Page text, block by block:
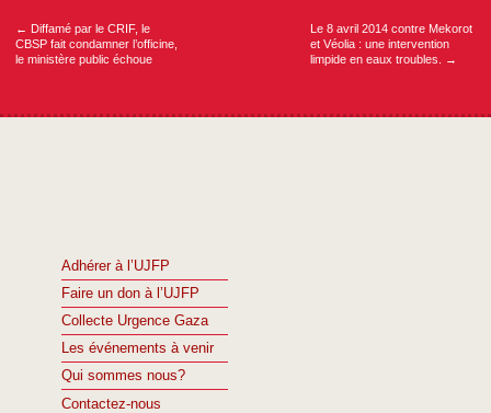
← Diffamé par le CRIF, le
CBSP fait condamner l’officine,
le ministère public échoue
Le 8 avril 2014 contre Mekorot
et Véolia : une intervention
limpide en eaux troubles. →
Adhérer à l’UJFP
Faire un don à l’UJFP
Collecte Urgence Gaza
Les événements à venir
Qui sommes nous?
Contactez-nous